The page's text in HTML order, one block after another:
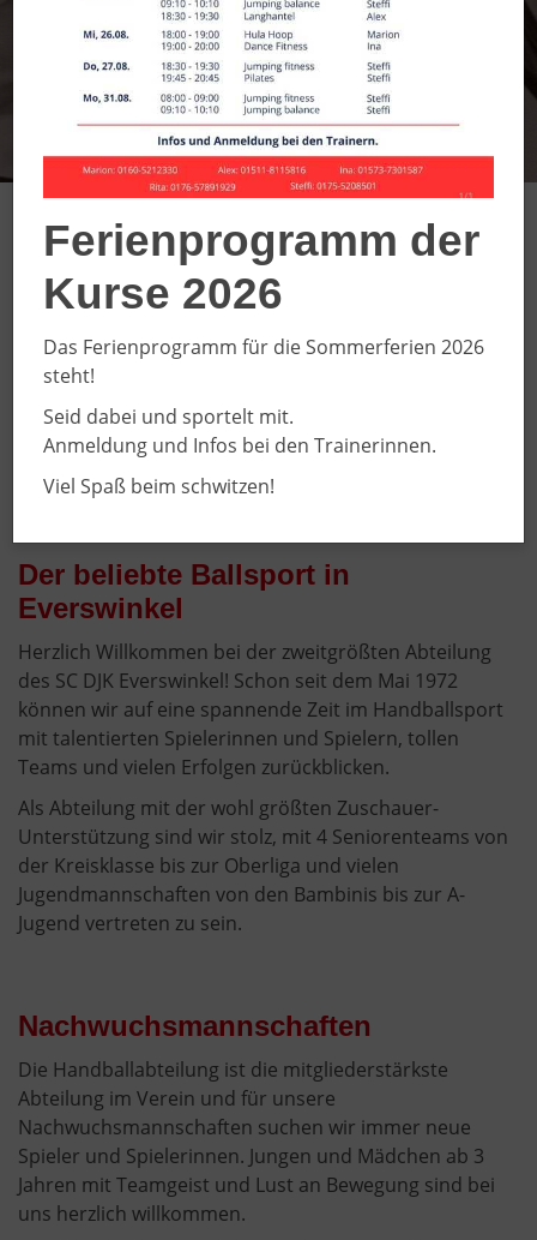
Der beliebte Ballsport in
Everswinkel
Herzlich Willkommen bei der zweitgrößten Abteilung
des SC DJK Everswinkel! Schon seit dem Mai 1972
können wir auf eine spannende Zeit im Handballsport
mit talentierten Spielerinnen und Spielern, tollen
Teams und vielen Erfolgen zurückblicken.
Als Abteilung mit der wohl größten Zuschauer-
Unterstützung sind wir stolz, mit 4 Seniorenteams von
der Kreisklasse bis zur Oberliga und vielen
Jugendmannschaften von den Bambinis bis zur A-
Jugend vertreten zu sein.
Nachwuchsmannschaften
Die Handballabteilung ist die mitgliederstärkste
Abteilung im Verein und für unsere
Nachwuchsmannschaften suchen wir immer neue
Spieler und Spielerinnen. Jungen und Mädchen ab 3
Jahren mit Teamgeist und Lust an Bewegung sind bei
uns herzlich willkommen.
Ferienprogramm der
Kurse 2026
Das Ferienprogramm für die Sommerferien 2026
steht!
Seid dabei und sportelt mit.
Anmeldung und Infos bei den Trainerinnen.
Viel Spaß beim schwitzen!